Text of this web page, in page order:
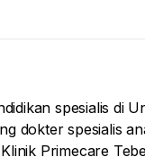
spesialis di
dokter spesialis
Primecare